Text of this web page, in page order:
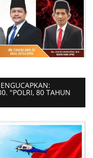
"POLRI, 80 TAHUN